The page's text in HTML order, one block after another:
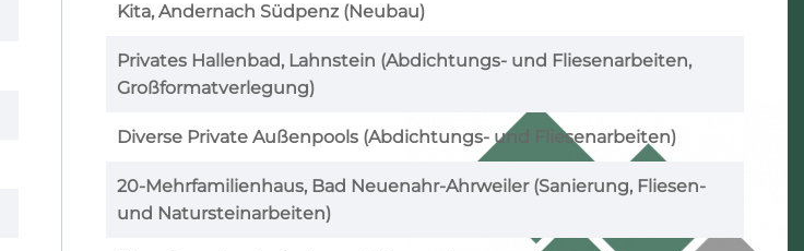
Kita, Andernach Südpenz (Neubau)
Privates Hallenbad, Lahnstein (Abdichtungs- und Fliesenarbeiten,
Großformatverlegung)
Diverse Private Außenpools (Abdichtungs- und Fliesenarbeiten)
20-Mehrfamilienhaus, Bad Neuenahr-Ahrweiler (Sanierung, Fliesen-
und Natursteinarbeiten)